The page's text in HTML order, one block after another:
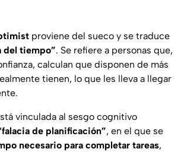
proviene del sueco y se traduce
del tiempo”. Se refiere a personas que,
calculan que disponen de más
tienen, lo que les lleva a llegar
vinculada al sesgo cognitivo
de planificación”, en el que se
necesario para completar tareas,